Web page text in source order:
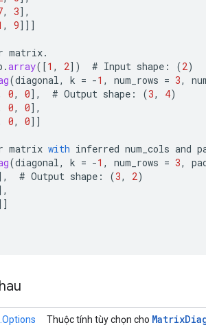
, 3] ,
, 9]]]
matrix.
.array( [1 , 2] ) # Input shape : (2)
(diagonal, k = -1 , num_rows = 3,
0, 0] , # Output shape : (3, 4)
0, 0] ,
0, 0]]
matrix with inferred num_cols and
(diagonal, k = -1 , num_rows = 3,
, # Output shape : (3, 2)
,
Thuộc tính tùy chọn cho Matrix